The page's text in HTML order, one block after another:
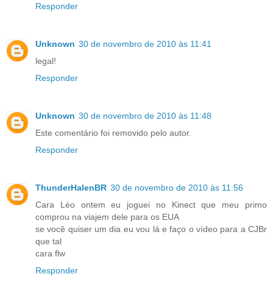
Responder
Unknown 30 de novembro de 2010 às 11:41
legal!
Responder
Unknown 30 de novembro de 2010 às 11:48
Este comentário foi removido pelo autor.
Responder
ThunderHalenBR 30 de novembro de 2010 às 11:56
Cara Léo ontem eu joguei no Kinect que meu primo
comprou na viajem dele para os EUA
se você quiser um dia eu vou lá e faço o vídeo para a CJBr
que tal
cara flw
Responder